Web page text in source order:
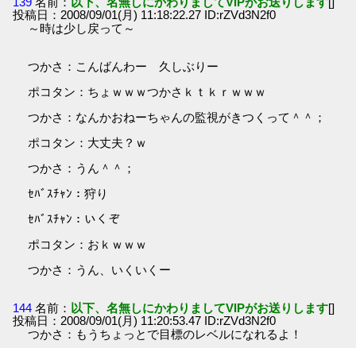
投稿日：2008/09/01(月) 11:18:22.27 ID:rZVd3N2f0
～時は少し戻って～
つかさ：こんばんわー 久しぶりー
ポコタン：ちょｗｗｗつかさｋｔｋｒｗｗｗ
つかさ：なんかおねーちゃんの監視がきつくって＾＾；
ポコタン：大丈夫？ｗ
つかさ：うん＾＾；
ｾﾊﾞｽﾁｬﾝ：狩り
ｾﾊﾞｽﾁｬﾝ：いくぞ
ポコタン：おｋｗｗｗ
つかさ：うん、いくいくー
144 名前： 以下、名無しにかわりましてVIPがお送りします[]
投稿日：2008/09/01(月) 11:20:53.47 ID:rZVd3N2f0
つかさ：もうちょっとで目標のレベルになれるよ！